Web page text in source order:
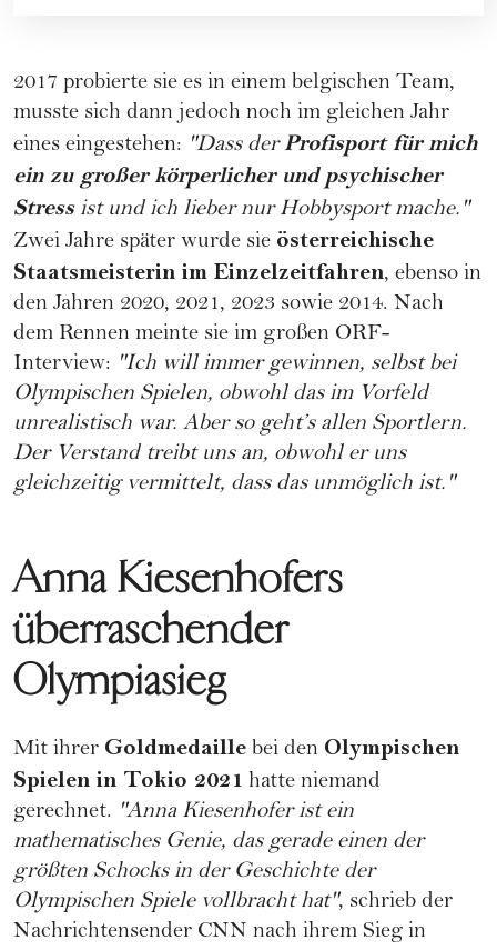
2017 probierte sie es in einem belgischen Team,
musste sich dann jedoch noch im gleichen Jahr
eines eingestehen: "Dass derProfisport für mich
ein zu großer körperlicher und psychischer
Stressist und ich lieber nur Hobbysport mache."
Zwei Jahre später wurde sie österreichische
Staatsmeisterin im Einzelzeitfahren, ebenso in
den Jahren 2020, 2021, 2023 sowie 2014. Nach
dem Rennen meinte sie im großen ORF-
Interview: "Ich will immer gewinnen, selbst bei
Olympischen Spielen, obwohl das im Vorfeld
unrealistisch war. Aber so geht’s allen Sportlern.
Der Verstand treibt uns an, obwohl er uns
gleichzeitig vermittelt, dass das unmöglich ist."
Anna Kiesenhofers
überraschender
Olympiasieg
Mit ihrer Goldmedaille bei den Olympischen
Spielen in Tokio 2021 hatte niemand
gerechnet. "Anna Kiesenhofer ist ein
mathematisches Genie, das gerade einen der
größten Schocks in der Geschichte der
Olympischen Spiele vollbracht hat", schrieb der
Nachrichtensender CNN nach ihrem Sieg in